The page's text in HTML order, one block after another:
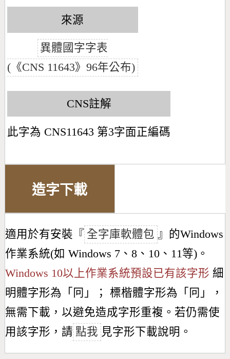
來源
異體國字字表
(《CNS 11643》96年公布)
CNS註解
此字為 CNS11643 第3字面正編碼
造字下載
適用於有安裝『 全字庫軟體包 』的Windows
作業系統(如 Windows 7、8、10、11等)。
Windows 10以上作業系統預設已有該字形 細
明體字形為「 冋 」； 標楷體字形為「 冋 」，
無需下載，以避免造成字形重複。若仍需使
用該字形，請 點我 見字形下載說明。